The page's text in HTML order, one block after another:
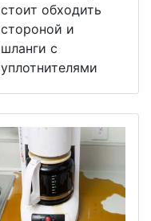
стоит обходить
стороной и
шланги с
уплотнителями